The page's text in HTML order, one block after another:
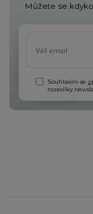
Můžete se
Souhlasím se
rozesílky